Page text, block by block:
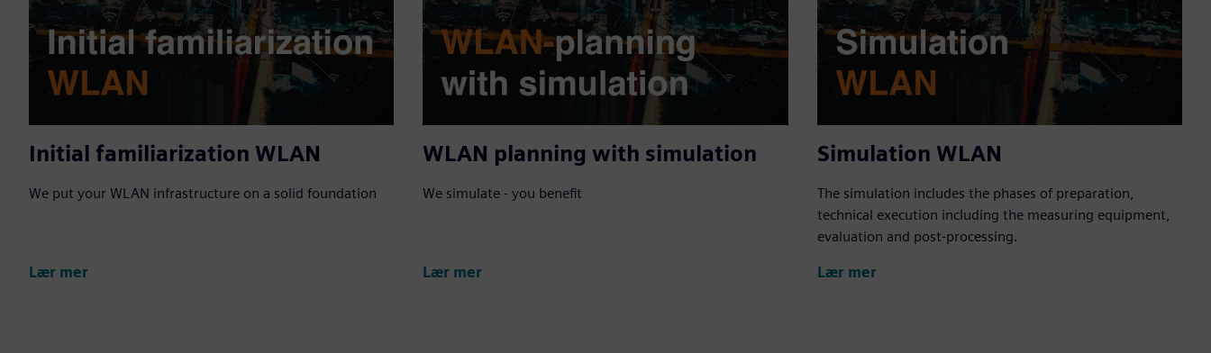
Initial familiarization WLAN
We put your WLAN infrastructure on a solid foundation
Lær mer
WLAN planning with simulation
We simulate - you benefit
Lær mer
Simulation WLAN
The simulation includes the phases of preparation,
technical execution including the measuring equipment,
evaluation and post-processing.
Lær mer